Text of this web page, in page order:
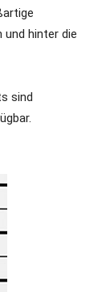
und hinter die
sind